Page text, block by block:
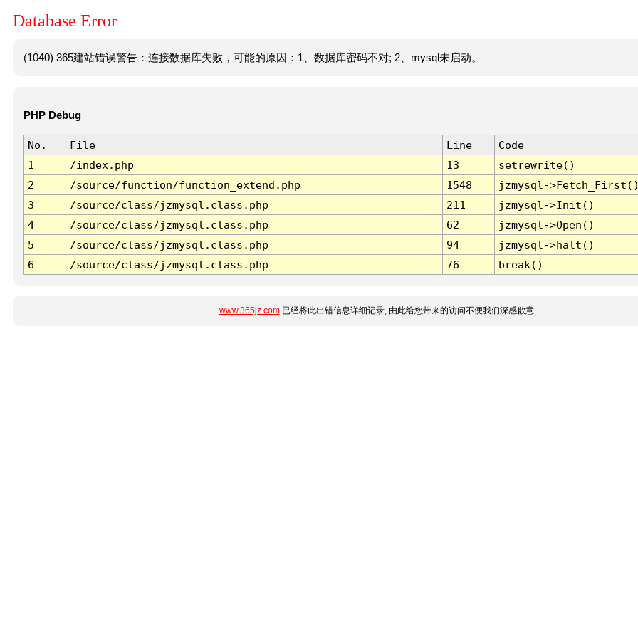
Database Error
(1040) 365建站错误警告：连接数据库失败，可能的原因：1、数据库密码不对; 2、mysql未启动。
PHP Debug
No. File Line
Code
1
/index.php 13
setrewrite()
2
/source/function/function_extend.php 1548
jzmysql-
3
/source/class/jzmysql.class.php 211
jzmysql->Init()
4
/source/class/jzmysql.class.php 62
jzmysql->Open()
5
/source/class/jzmysql.class.php 94
jzmysql->halt()
6
/source/class/jzmysql.class.php 76 break()
www.365jz.com已经将此出错信息详细记录, 由此给您带来的访问不便我们深感歉意.